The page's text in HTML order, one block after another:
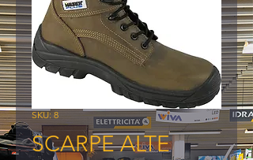
SKU: 8
SCARPE ALTE